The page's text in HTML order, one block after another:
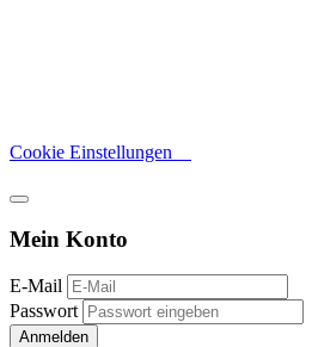
Cookie Einstellungen
Mein Konto
E-Mail
Passwort
Anmelden